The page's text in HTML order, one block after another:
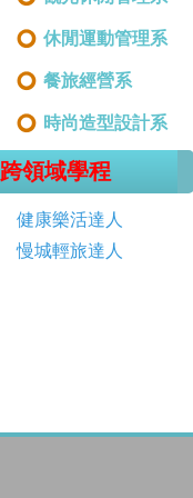
休閒運動管理系
餐旅經營系
時尚造型設計系
跨領域學程
健康樂活達人
慢城輕旅達人